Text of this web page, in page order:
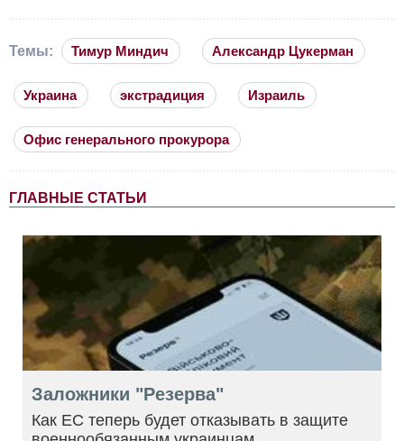
Темы: Тимур Миндич Александр Цукерман
Украина экстрадиция Израиль
Офис генерального прокурора
ГЛАВНЫЕ СТАТЬИ
Заложники "Резерва"
Как ЕС теперь будет отказывать в защите